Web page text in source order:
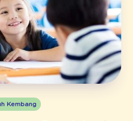
Kembang